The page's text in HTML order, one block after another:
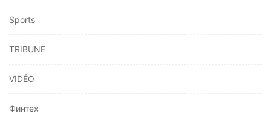
Sports
TRIBUNE
VIDÉO
Финтех